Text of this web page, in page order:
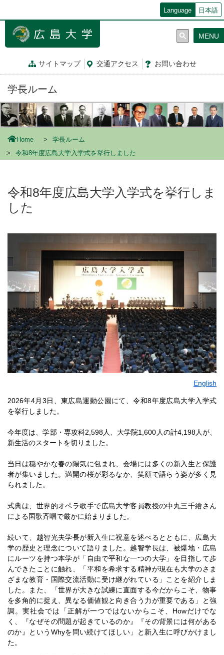
ン
動
Language 日本語
サイトマップ 交通アクセス お問い合わせ
MENU
学長ルーム
Home
学長ルーム
令和8年度広島大学入学式を挙行しました
令和8年度広島大学入学式を挙行しま
した
English
2026年4月3日、東広島運動公園にて、令和8年度広島大学入学式
を挙行しました。
今年度は、学部・専攻科2,598人、大学院1,600人の計4,198人が、
新生活のスタートを切りました。
当日は穏やかな春の陽気に包まれ、会場には多くの新入生と保護
者が集いました。満開の桜が彩るなか、笑顔で語らう姿が多く見
られました。
式典は、世界的オペラ歌手で広島大学客員教授の中丸三千繪さん
による国歌斉唱で厳かに始まりました。
続いて、越智光夫学長が新入生に祝意を述べるとともに、広島大
学の歴史と理念について語りました。越智学長は、被爆地・広島
にルーツを持つ本学が「自由で平和な一つの大学」を目指して歩
んできたことに触れ、「平和を希求する精神が現在も大学のさま
ざまな教育・国際交流活動に受け継がれている」ことを紹介しま
した。また、「世界が大きな試練に直面する今だからこそ、物事
を多角的に捉え、異なる価値観と向き合う力が重要である」と強
調。実社会では「正解が一つではないからこそ、Howだけでな
く、『なぜその問題が起きているのか』『その背景には何がある
のか』というWhyを問い続けてほしい」と新入生に呼びかけまし
た。